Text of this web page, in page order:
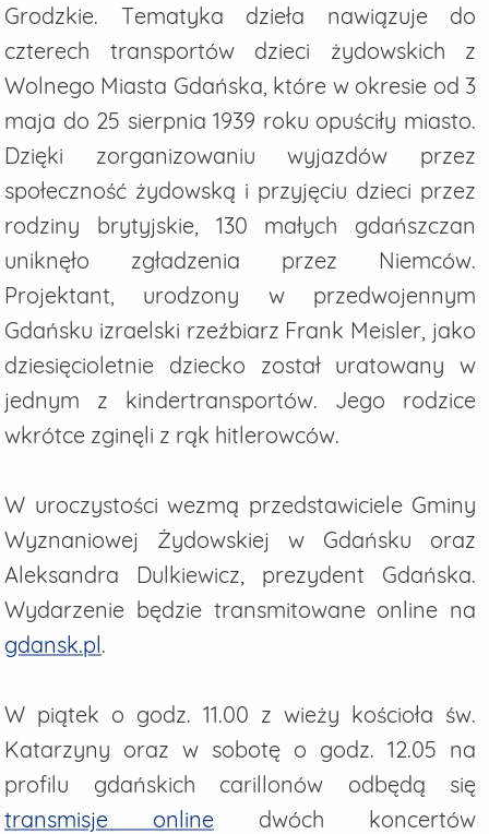
Grodzkie. Tematyka dzieła nawiązuje do
czterech transportów dzieci żydowskich z
Wolnego Miasta Gdańska, które w okresie od 3
maja do 25 sierpnia 1939 roku opuściły miasto.
Dzięki zorganizowaniu wyjazdów przez
społeczność żydowską i przyjęciu dzieci przez
rodziny brytyjskie, 130 małych gdańszczan
uniknęło zgładzenia przez Niemców.
Projektant, urodzony w przedwojennym
Gdańsku izraelski rzeźbiarz Frank Meisler, jako
dziesięcioletnie dziecko został uratowany w
jednym z kindertransportów. Jego rodzice
wkrótce zginęli z rąk hitlerowców.
W uroczystości wezmą przedstawiciele Gminy
Wyznaniowej Żydowskiej w Gdańsku oraz
Aleksandra Dulkiewicz, prezydent Gdańska.
Wydarzenie będzie transmitowane online na
gdansk.pl.
W piątek o godz. 11.00 z wieży kościoła św.
Katarzyny oraz w sobotę o godz. 12.05 na
profilu gdańskich carillonów odbędą się
transmisje online dwóch koncertów